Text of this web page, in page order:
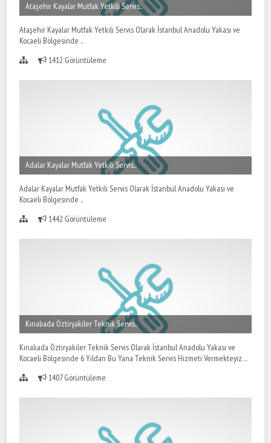
Ataşehir Kayalar Mutfak Yetkili Servis..
Ataşehir Kayalar Mutfak Yetkili Servis Olarak İstanbul Anadolu Yakası ve
Kocaeli Bölgesinde ..
1412 Görüntüleme
Adalar Kayalar Mutfak Yetkili Servis..
Adalar Kayalar Mutfak Yetkili Servis Olarak İstanbul Anadolu Yakası ve
Kocaeli Bölgesinde ..
1442 Görüntüleme
Kınalıada Öztiryakiler Teknik Servis..
Kınalıada Öztiryakiler Teknik Servis Olarak İstanbul Anadolu Yakası ve
Kocaeli Bölgesinde 6 Yıldan Bu Yana Teknik Servis Hizmeti Vermekteyiz. ..
1407 Görüntüleme